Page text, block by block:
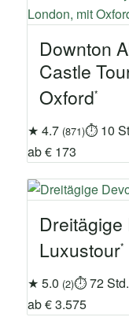
Downton
Castle
Oxford
★ 4.7 (871)⏱ 10
ab € 173
Luxustour
★ 5.0 (2)⏱ 72 Std.
ab € 3.575